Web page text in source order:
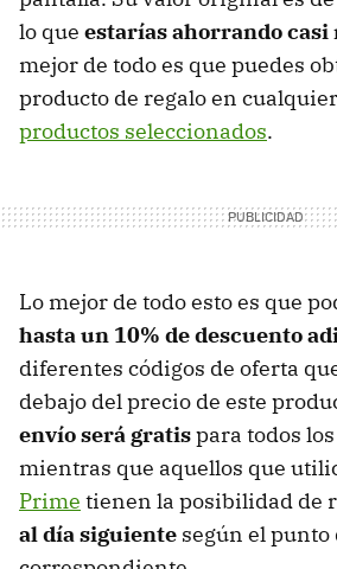
lo que estarías ahorrando casi
mejor de todo es que puedes
producto de regalo en
productos seleccionados.
Lo mejor de todo esto es que
hasta un 10% de descuento
diferentes códigos de oferta
debajo del precio de este
envío será gratispara todos
mientras que aquellos que
Prime tienen la posibilidad de
al día siguiente según el punto